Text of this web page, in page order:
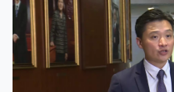
得掂數』就加租。」 有關注
署租金估值，設立起始租金
成員賴建國：「只有一半交
為一簽約就受《租管條例》
心，不擔心執法會到自己身